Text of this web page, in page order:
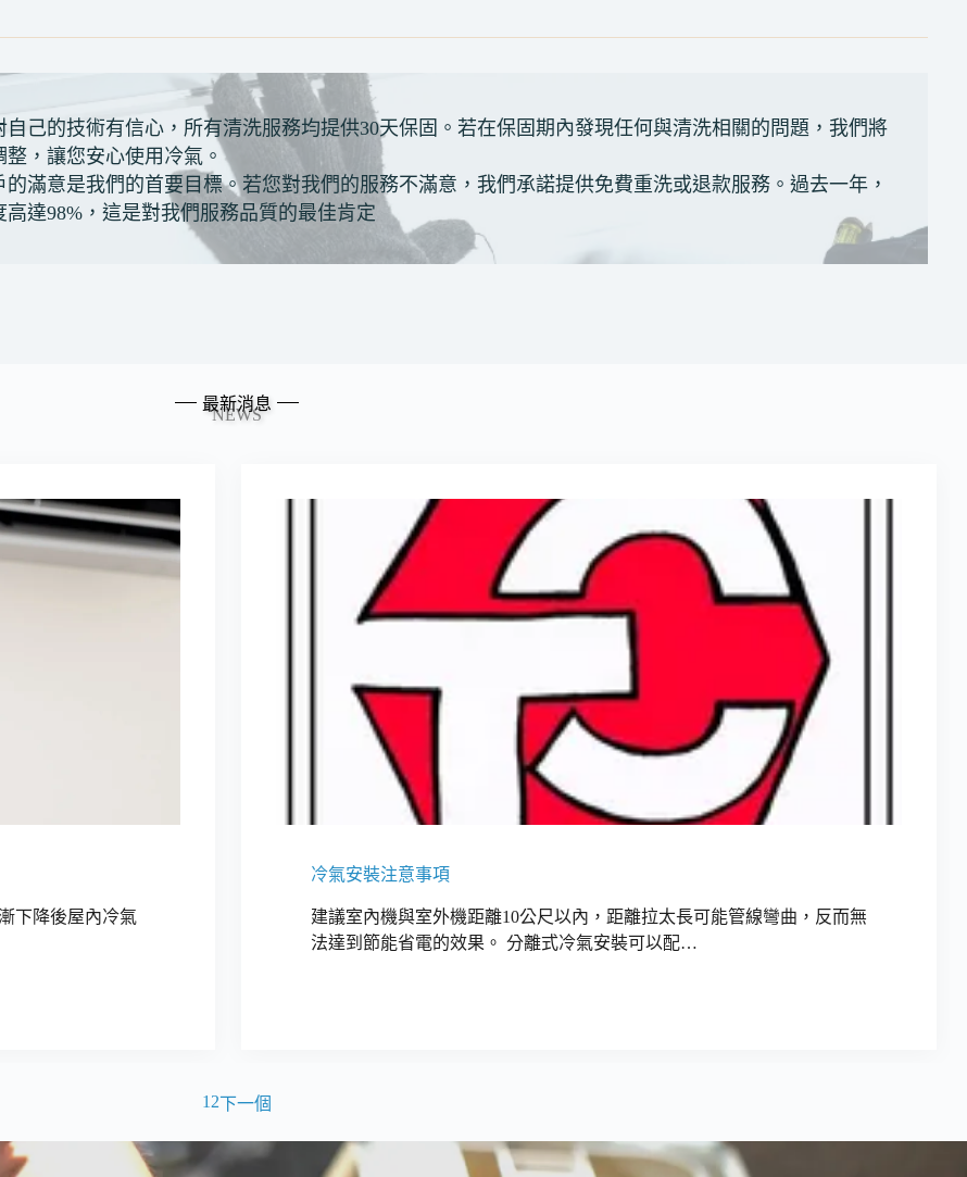
自己的技術有信心，所有清洗服務均提供30天保固。若在保固期內發現任何與清洗相關的問題，我們將
整，讓您安心使用冷氣。
的滿意是我們的首要目標。若您對我們的服務不滿意，我們承諾提供免費重洗或退款服務。過去一年，
達98%，這是對我們服務品質的最佳肯定
最新消息
NEWS
下降後屋內冷氣
冷氣安裝注意事項
建議室內機與室外機距離10公尺以內，距離拉太長可能管線彎曲，反而無
法達到節能省電的效果。 分離式冷氣安裝可以配…
1 2下一個